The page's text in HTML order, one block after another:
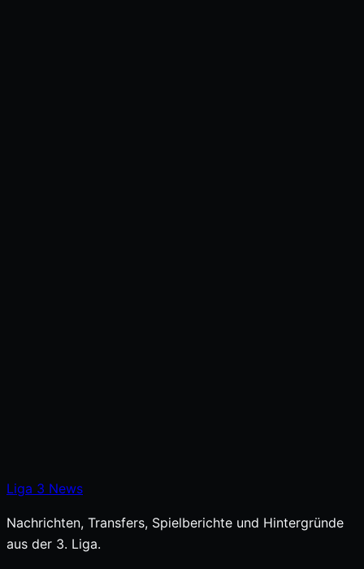
Liga 3 News
Nachrichten, Transfers, Spielberichte und Hintergründe
aus der 3. Liga.